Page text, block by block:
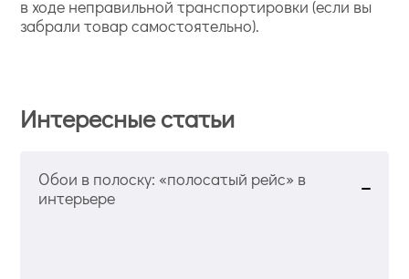
в ходе неправильной транспортировки (если вы
забрали товар самостоятельно).
Интересные статьи
Обои в полоску: «полосатый рейс» в
интерьере